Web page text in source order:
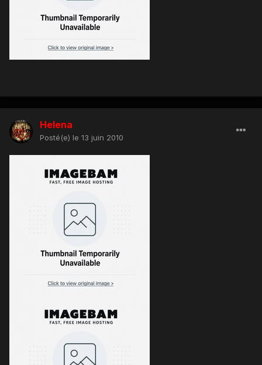
Helena
Posté(e) le 13 juin 2010